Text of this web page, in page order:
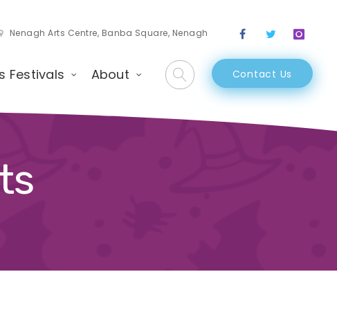
Nenagh Arts Centre, Banba Square, Nenagh
Festivals About Contact Us